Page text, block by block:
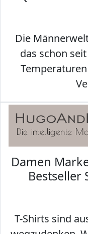
Die
das schon
Damen
Bestseller
T-Shirts sind